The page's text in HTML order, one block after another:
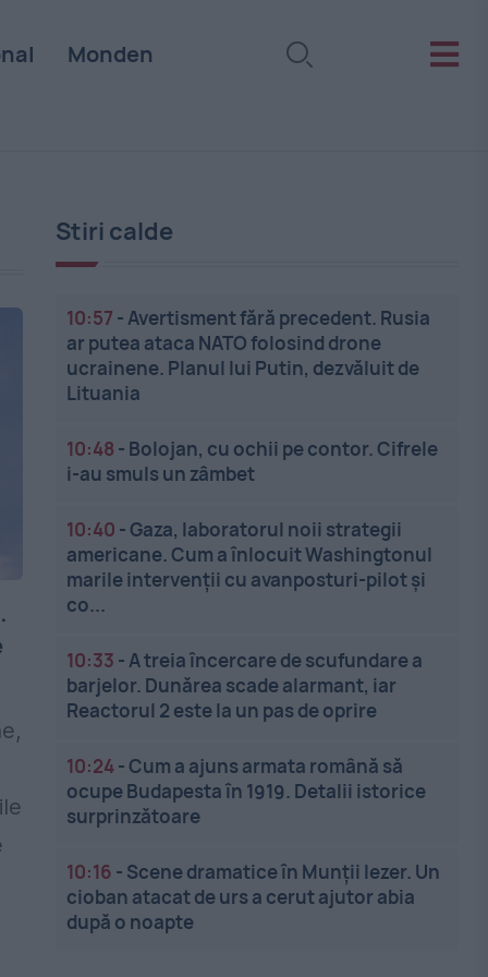
Monden
Stiri calde
10:57 -Avertisment fără precedent. Rusia
ar putea ataca NATO folosind drone
ucrainene. Planul lui Putin, dezvăluit de
Lituania
10:48 - Bolojan, cu ochii pe contor. Cifrele
i-au smuls un zâmbet
10:40 -Gaza, laboratorul noii strategii
americane. Cum a înlocuit Washingtonul
marile intervenții cu avanposturi-pilot și
co...
10:33 -A treia încercare de scufundare a
barjelor. Dunărea scade alarmant, iar
Reactorul 2 este la un pas de oprire
10:24-Cum a ajuns armata română să
ocupe Budapesta în 1919. Detalii istorice
surprinzătoare
10:16 - Scene dramatice în Munții Iezer. Un
cioban atacat de urs a cerut ajutor abia
după o noapte